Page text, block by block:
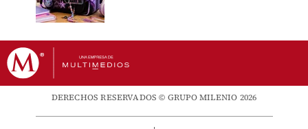
DERECHOS RESERVADOS © GRUPO MILENIO 2026